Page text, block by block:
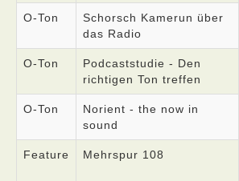
O-Ton
Schorsch Kamerun über
das Radio
O-Ton
Podcaststudie - Den
richtigen Ton treffen
O-Ton
Norient - the now in
sound
Feature Mehrspur 108